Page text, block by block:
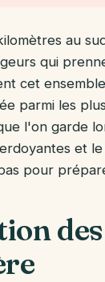
au
qui
cet
parmi les
l'on garde
et
pour